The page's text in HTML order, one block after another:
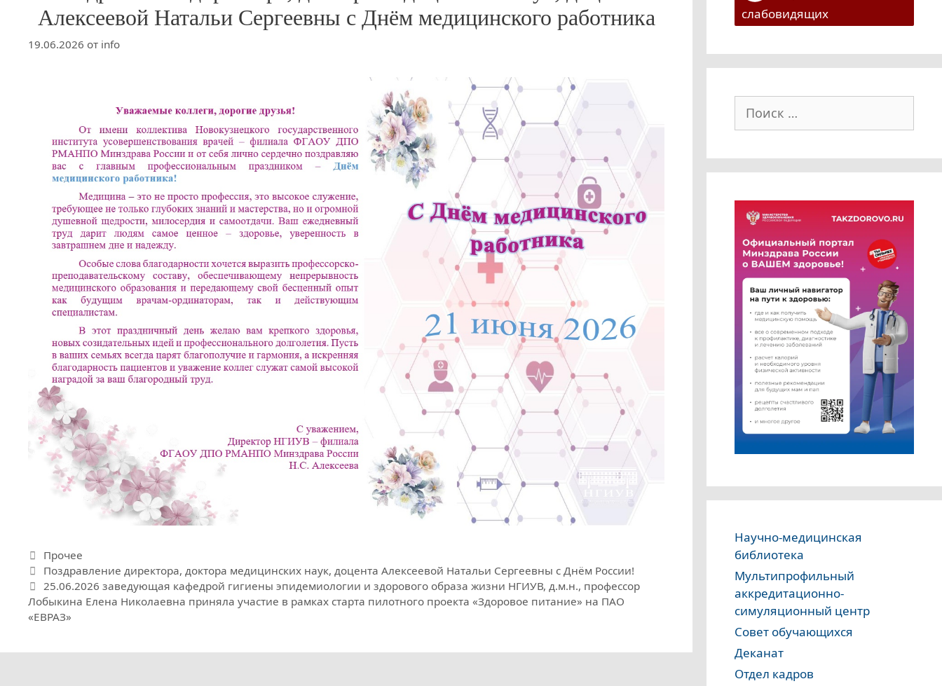
Алексеевой Натальи Сергеевны с Днём медицинского работника
19.06.2026 от info
Рубрики
Прочее
Поздравление директора, доктора медицинских наук, доцента Алексеевой Натальи Сергеевны с Днём России!
25.06.2026 заведующая кафедрой гигиены эпидемиологии и здорового образа жизни НГИУВ, д.м.н., профессор
Лобыкина Елена Николаевна приняла участие в рамках старта пилотного проекта «Здоровое питание» на ПАО
«ЕВРАЗ»
слабовидящих
Научно-медицинская
библиотека
Мультипрофильный
аккредитационно-
симуляционный центр
Совет обучающихся
Деканат
Отдел кадров